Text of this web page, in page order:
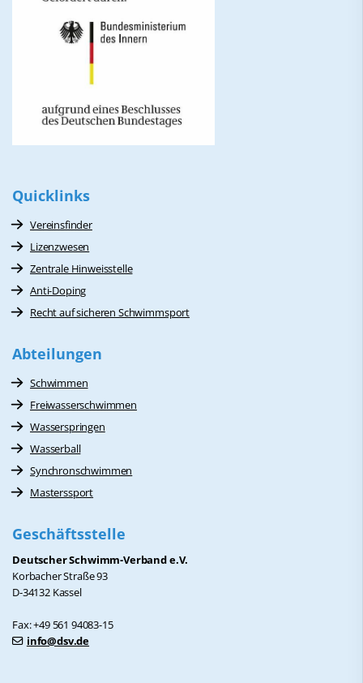
Quicklinks
Vereinsfinder
Lizenzwesen
Zentrale Hinweisstelle
Anti-Doping
Recht auf sicheren Schwimmsport
Abteilungen
Schwimmen
Freiwasserschwimmen
Wasserspringen
Wasserball
Synchronschwimmen
Masterssport
Geschäftsstelle
Deutscher Schwimm-Verband e.V.
Korbacher Straße 93
D-34132 Kassel
Fax: +49 561 94083-15
info@dsv.de